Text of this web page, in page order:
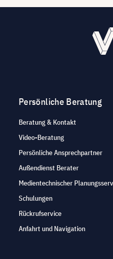
Persönliche Beratung
Beratung & Kontakt
Video-Beratung
Persönliche Ansprechpartner
Außendienst Berater
Medientechnischer
Schulungen
Rückrufservice
Anfahrt und Navigation